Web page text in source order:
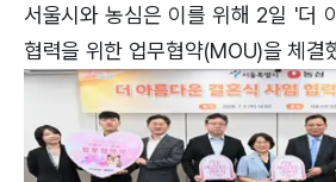
서울시와 농심은 이를 위해 2일 '더
협력을 위한 업무협약(MOU)을 체결